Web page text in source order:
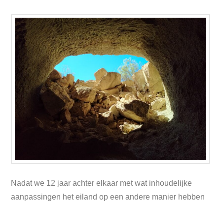
Nadat we 12 jaar achter elkaar met wat inhoudelijke
aanpassingen het eiland op een andere manier hebben